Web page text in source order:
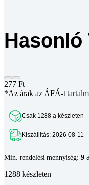
Hasonló
277 Ft
*Az árak az ÁFÁ-t
Csak 1288 a készleten
Kiszállitás: 2026-08-11
Min. rendelési mennyiség: 9
1288 készleten